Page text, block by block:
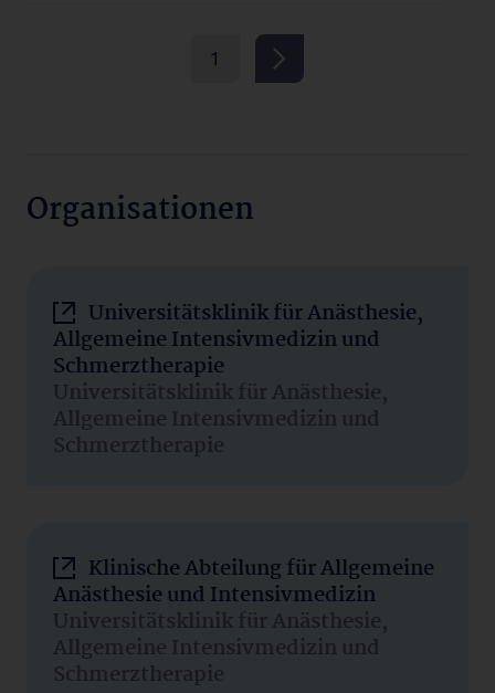
1
Organisationen
Universitätsklinik für Anästhesie,
Allgemeine Intensivmedizin und
Schmerztherapie
Universitätsklinik für Anästhesie,
Allgemeine Intensivmedizin und
Schmerztherapie
Klinische Abteilung für Allgemeine
Anästhesie und Intensivmedizin
Universitätsklinik für Anästhesie,
Allgemeine Intensivmedizin und
Schmerztherapie